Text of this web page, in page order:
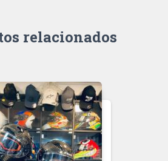
relacionados